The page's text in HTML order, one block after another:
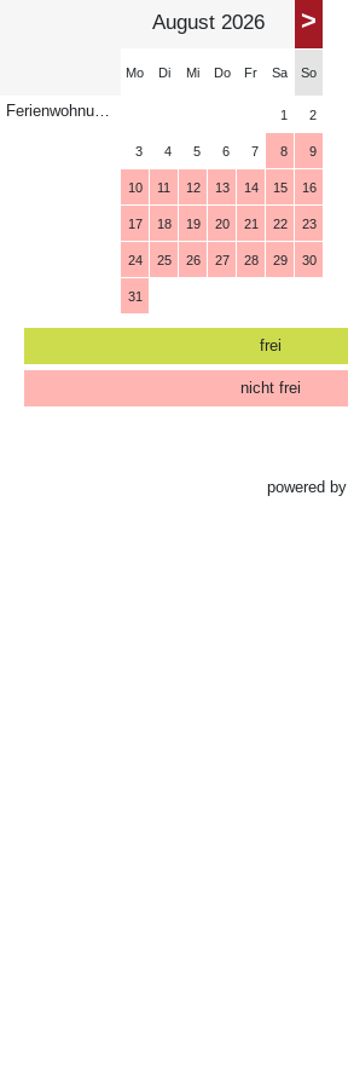
Ferienwohnung im Dependance
August 2026 >
Mo Di Mi Do Fr Sa So
1 2
3 4 5 6 7 8 9
10 11 12 13 14 15 16
17 18 19 20 21 22 23
24 25 26 27 28 29 30
31
frei
nicht frei
powered by